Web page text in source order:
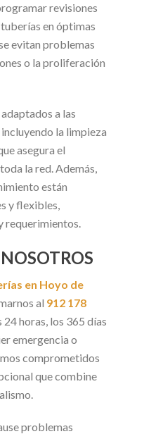
revisiones
en óptimas
evitan problemas
o la proliferación
a las
la limpieza
asegura el
la red. Además,
están
y flexibles,
requerimientos.
en Hoyo de
al 912 178
horas, los 365 días
emergencia o
comprometidos
que combine
problemas